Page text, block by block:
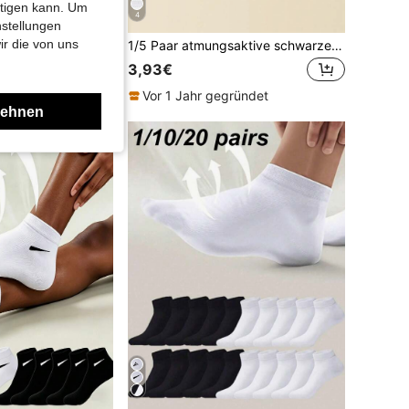
0,06€ sparen
rutschfest atmungsaktiv bequem, geeignet für alle Jahreszeiten
4
1/5 Paar atmungsaktive schwarze & weiße Business Casual Sport Knöchelsocken für Herren
3,93€
Vor 1 Jahr gegründet
kann. Um
die von uns